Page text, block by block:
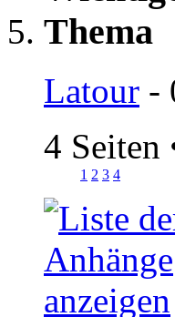
Latour -
4 Seiten
1 2 3 4